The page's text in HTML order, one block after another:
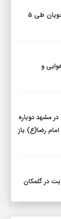
ایجاد 2 هزار فرصت شغلی برای مددجویان طی ۵
و
مشهد دوباره
رضا(ع) باز